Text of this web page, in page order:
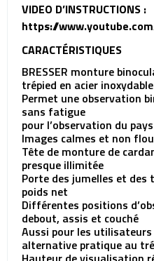
VIDEO D’INSTRUCTIONS :
https://
CARACTÉRISTIQUES
BRESSER monture
trépied en acier inoxydable
Permet une observation
sans fatigue
pour l’observation du
Images calmes et non
Tête de monture de
presque illimitée
Porte des jumelles et des
poids net
Différentes positions
debout, assis et couché
Aussi pour les
alternative pratique au